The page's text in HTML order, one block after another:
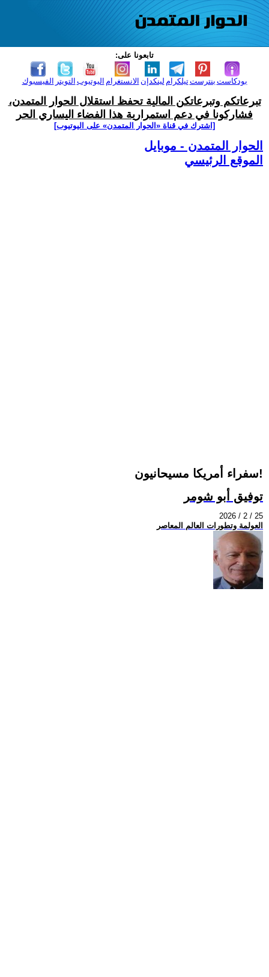
تابعونا على:
الفيسبوك التويتر اليوتيوب الانستغرام لينكدإن تيلكرامبنترست بودكاست
تبرعاتكم وتبرعاتكن المالية تحفظ استقلال الحوار المتمدن،
فشاركونا في دعم استمرارية هذا الفضاء اليساري الحر
[اشترك في قناة ‫«الحوار المتمدن» على اليوتيوب]
الحوار المتمدن - موبايل
الموقع الرئيسي
سفراء أمريكا مسيحانيون!
توفيق أبو شومر
2026 / 2 / 25
العولمة وتطورات العالم المعاصر